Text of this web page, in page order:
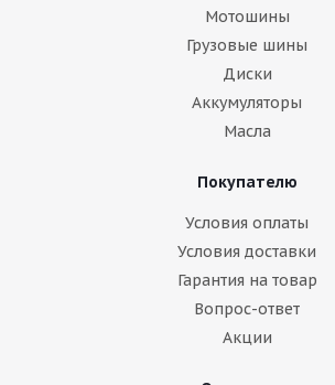
Мотошины
Грузовые шины
Диски
Аккумуляторы
Масла
Покупателю
Условия оплаты
Условия доставки
Гарантия на товар
Вопрос-ответ
Акции